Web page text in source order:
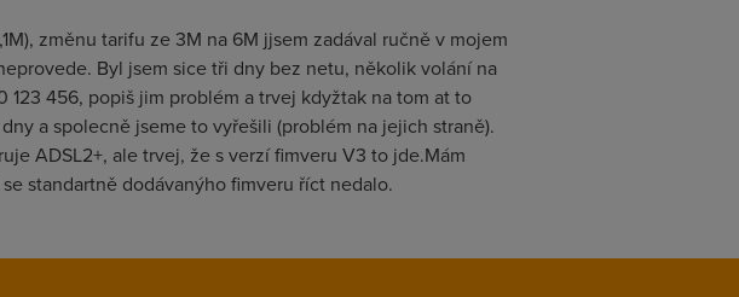
změnu tarifu ze 3M na 6M jjsem zadával ručně v mojem
Byl jsem sice tři dny bez netu, několik volání na
456, popiš jim problém a trvej kdyžtak na tom at to
a spolecně jseme to vyřešili (problém na jejich straně).
ADSL2+, ale trvej, že s verzí fimveru V3 to jde.Mám
standartně dodávanýho fimveru říct nedalo.